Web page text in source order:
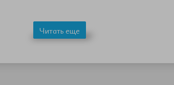
Читать еще